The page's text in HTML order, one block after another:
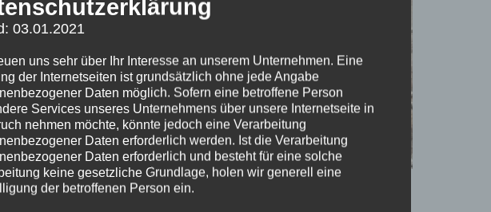
das aus, wenn alle ganz stolz drauf sind (und ich noch nicht auf der Welt)
03.01.2021
uns sehr über Ihr Interesse an unserem Unternehmen. Eine
der Internetseiten ist grundsätzlich ohne jede Angabe
Daten möglich. Sofern eine betroffene Person
Services unseres Unternehmens über unsere Internetseite in
nehmen möchte, könnte jedoch eine Verarbeitung
Daten erforderlich werden. Ist die Verarbeitung
Daten erforderlich und besteht für eine solche
keine gesetzliche Grundlage, holen wir generell eine
der betroffenen Person ein.